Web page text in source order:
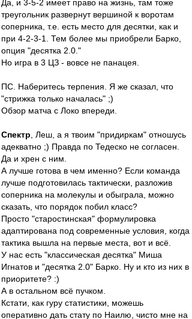
Да, и 3-5-2 имеет право на жизнь, там тоже
треугольник развернут вершиной к воротам
соперника, т.е. есть место для десятки, как и
при 4-2-3-1. Тем более мы приобрели Барко,
опция "десятка 2.0."
Но игра в 3 ЦЗ - вовсе не панацея.
ПС. Наберитесь терпения. Я же сказал, что
"стрижка только началась" ;)
Обзор матча с Локо впереди.
Спектр , Леш, а я твоим "придиркам" отношусь
адекватно ;) Правда по Тедеско не согласен.
Да и хрен с ним.
А лучше готова в чем именно? Если команда
лучше подготовилась тактически, разложив
соперника на молекулы и обыграла, можно
сказать, что порядок побил класс?
Просто "старостинская" формулировка
адаптирована под современные условия, когда
тактика вышла на первые места, вот и всё.
У нас есть "классическая десятка" Миша
Игнатов и "десятка 2.0" Барко. Ну и кто из них в
приоритете? :)
А в остальном всё пучком.
Кстати, как гуру статистики, можешь
оперативно дать стату по Наилю, чисто мне на